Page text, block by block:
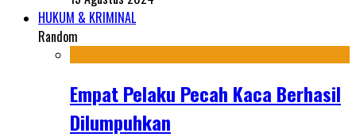
HUKUM & KRIMINAL
Random
Empat Pelaku Pecah Kaca Berhasil
Dilumpuhkan